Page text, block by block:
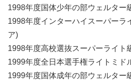
1998年度国体少年の部ウェルター
1998年度インターハイスーパーラ
ア)
1998年度高校選抜スーパーライト
1999年度全日本選手権ライトミド
1999年度国体成年の部ウェルター